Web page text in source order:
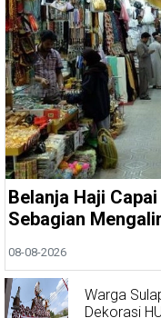
Belanja Haji
Sebagian
08-08-2026
Warga
Dekorasi